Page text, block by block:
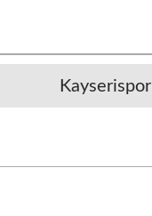
Kayserispor